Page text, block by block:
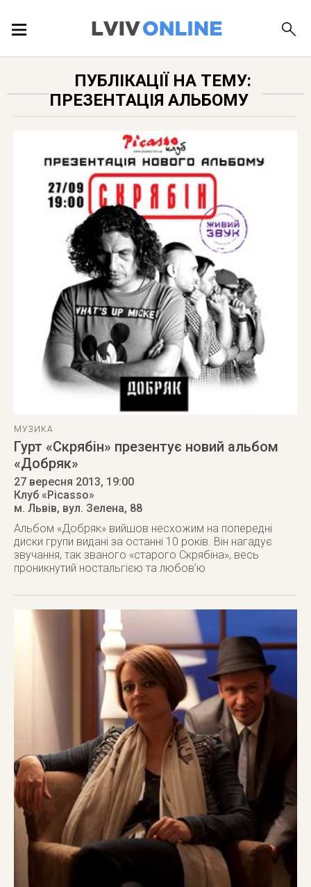
ЛОКАЦІЇ
ПУБЛІКАЦІЇ
ДОВІДКА
ПУБЛІКАЦІЇ НА ТЕМУ:
ПРЕЗЕНТАЦІЯ АЛЬБОМУ
МУЗИКА
Гурт «Скрябін» презентує новий альбом
«Добряк»
27 вересня 2013, 19:00
Клуб «Picasso»
м. Львів, вул. Зелена, 88
Альбом «Добряк» вийшов несхожим на попередні
диски групи видані за останні 10 років. Він нагадує
звучання, так званого «старого Скрябіна», весь
проникнутий ностальгією та любов’ю